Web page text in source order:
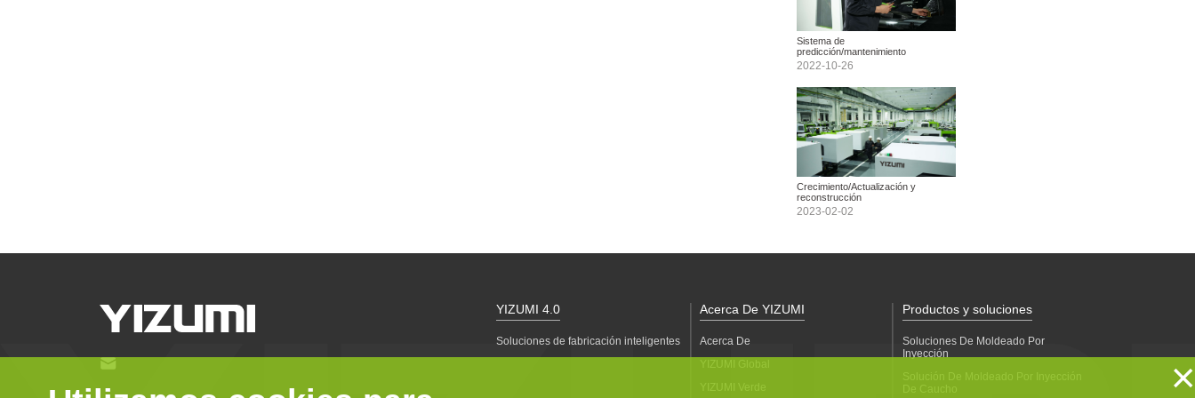
×
Sistema de
predicción/mantenimiento
2022-10-26
Crecimiento/Actualización y
reconstrucción
2023-02-02
YIZUMI 4.0
Soluciones de fabricación inteligentes
Acerca De YIZUMI
Acerca De
YIZUMI Global
YIZUMI Verde
Productos y soluciones
Soluciones De Moldeado Por
Inyección
Solución De Moldeado Por Inyección
De Caucho